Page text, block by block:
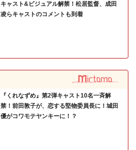
キャスト&ビジュアル解禁！松居監督、成田
凌らキャストのコメントも到着
『くれなずめ』第2弾キャスト10名一斉解
禁！前田敦子が、恋する堅物委員長に！城田
優がコワモテヤンキーに！？